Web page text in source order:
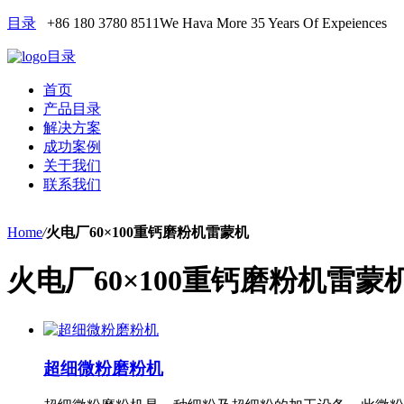
目录 +86 180 3780 8511We Hava More 35 Years Of Expeiences
目录
首页
产品目录
解决方案
成功案例
关于我们
联系我们
Home/火电厂60×100重钙磨粉机雷蒙机
火电厂60×100重钙磨粉机雷蒙
超细微粉磨粉机